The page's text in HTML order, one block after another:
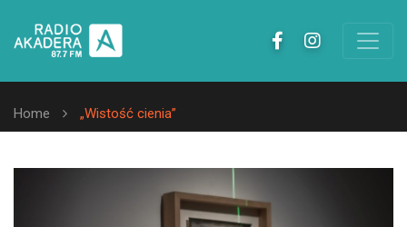
Home „Wistość cienia”